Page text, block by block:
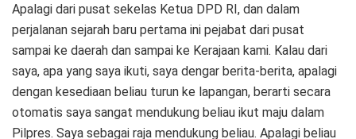
Apalagi dari pusat sekelas Ketua DPD RI, dan dalam
perjalanan sejarah baru pertama ini pejabat dari pusat
sampai ke daerah dan sampai ke Kerajaan kami. Kalau dari
saya, apa yang saya ikuti, saya dengar berita-berita, apalagi
dengan kesediaan beliau turun ke lapangan, berarti secara
otomatis saya sangat mendukung beliau ikut maju dalam
Pilpres. Saya sebagai raja mendukung beliau. Apalagi beliau